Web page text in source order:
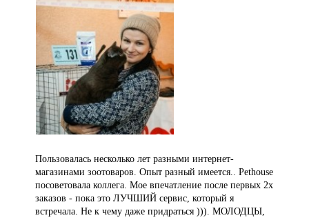
Пользовалась несколько лет разными интернет-
магазинами зоотоваров. Опыт разный имеется.. Pethouse
посоветовала коллега. Мое впечатление после первых 2х
заказов - пока это ЛУЧШИЙ сервис, который я
встречала. Не к чему даже придраться ))). МОЛОДЦЫ,